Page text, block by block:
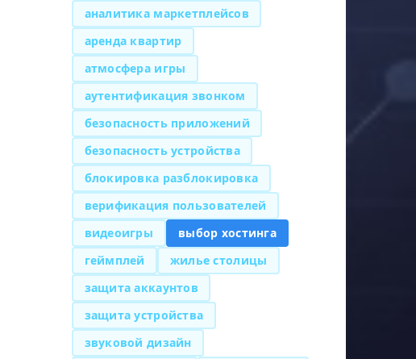
аналитика маркетплейсов
аренда квартир
атмосфера игры
аутентификация звонком
безопасность приложений
безопасность устройства
блокировка разблокировка
верификация пользователей
видеоигры
выбор хостинга
геймплей
жилье столицы
защита аккаунтов
защита устройства
звуковой дизайн